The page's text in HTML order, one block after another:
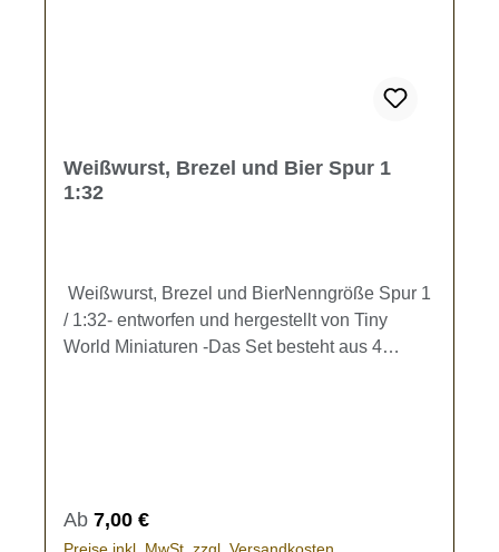
Weißwurst, Brezel und Bier Spur 1
1:32
Weißwurst, Brezel und BierNenngröße Spur 1
/ 1:32- entworfen und hergestellt von Tiny
World Miniaturen -Das Set besteht aus 4
Regulärer Preis:
Ab 7,00 €
Preise inkl. MwSt. zzgl. Versandkosten